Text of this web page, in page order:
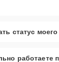
статус моего
работаете